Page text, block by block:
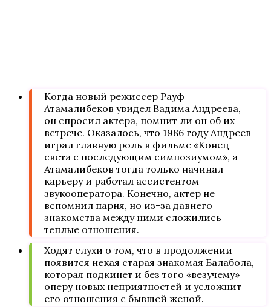
Когда новый режиссер Рауф
Атамалибеков увидел Вадима Андреева,
он спросил актера, помнит ли он об их
встрече. Оказалось, что 1986 году Андреев
играл главную роль в фильме «Конец
света с последующим симпозиумом», а
Атамалибеков тогда только начинал
карьеру и работал ассистентом
звукооператора. Конечно, актер не
вспомнил парня, но из-за давнего
знакомства между ними сложились
теплые отношения.
Ходят слухи о том, что в продолжении
появится некая старая знакомая Балабола,
которая подкинет и без того «везучему»
оперу новых неприятностей и усложнит
его отношения с бывшей женой.